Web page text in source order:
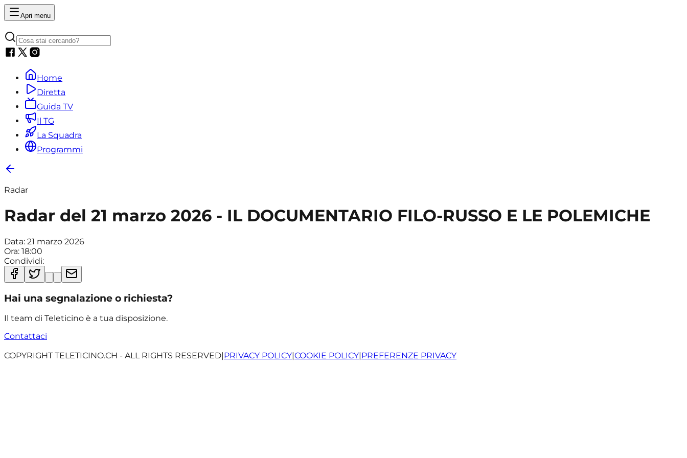
Apri menu
Home
Diretta
Guida TV
Il TG
La Squadra
Programmi
Radar
Radar del 21 marzo 2026 - IL DOCUMENTARIO FILO-RUSSO E LE POLEMICHE
Data: 21 marzo 2026
Ora: 18:00
Condividi:
Hai una segnalazione o richiesta?
Il team di Teleticino è a tua disposizione.
Contattaci
COPYRIGHT TELETICINO.CH - ALL RIGHTS RESERVED|PRIVACY POLICY|COOKIE POLICY|PREFERENZE PRIVACY